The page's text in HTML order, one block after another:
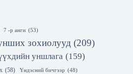
7 -р анги (53)
зохиолууд (209)
уншлага (159)
(58) Үндэсний бичгээр (48)